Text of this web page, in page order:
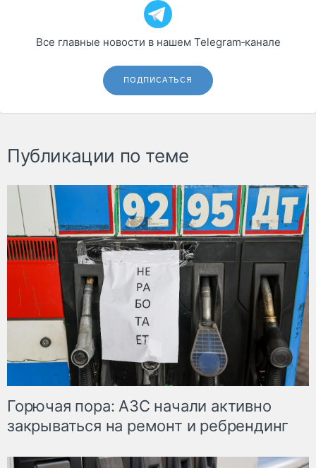
Все главные новости в нашем Telegram‑канале
ПОДПИСАТЬСЯ
Публикации по теме
Горючая пора: АЗС начали активно
закрываться на ремонт и ребрендинг